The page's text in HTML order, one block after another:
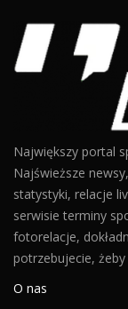
Największy portal
Najświeższe
statystyki, relacje
serwisie terminy
fotorelacje,
potrzebujecie,
O nas